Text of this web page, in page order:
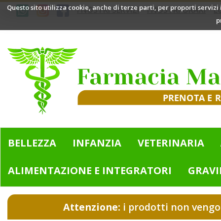
Passa
Questo sito utilizza cookie, anche di terze parti, per proporti
I NOSTRI SERVIZI I NOSTRI ORARI
Mazzini
Bologna
BELLEZZA INFANZIA VETERINARIA
ALIMENTAZIONE E INTEGRATORI
Attenzione: i prodotti non